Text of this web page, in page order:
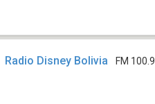
Radio Disney Bolivia FM 100.9